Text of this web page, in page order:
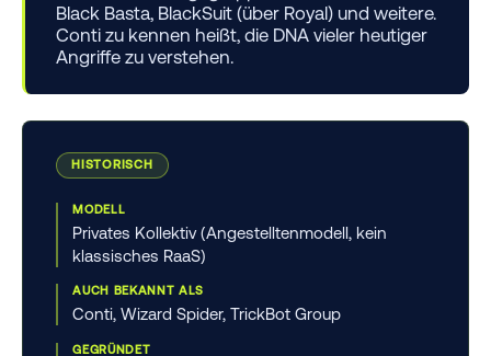
Black Basta, BlackSuit (über Royal) und weitere.
Conti zu kennen heißt, die DNA vieler heutiger
Angriffe zu verstehen.
HISTORISCH
MODELL
Privates Kollektiv (Angestelltenmodell, kein
klassisches RaaS)
AUCH BEKANNT ALS
Conti, Wizard Spider, TrickBot Group
GEGRÜNDET